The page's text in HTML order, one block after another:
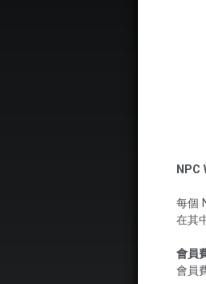
NPC
每個
在其
會員
會員